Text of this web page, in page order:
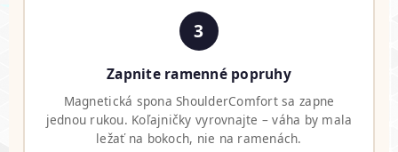
3
Zapnite ramenné popruhy
Magnetická spona ShoulderComfort sa zapne
jednou rukou. Koľajničky vyrovnajte – váha by mala
ležať na bokoch, nie na ramenách.